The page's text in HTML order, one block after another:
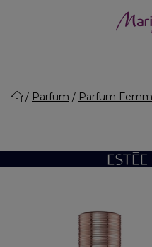
Parfum Parfum